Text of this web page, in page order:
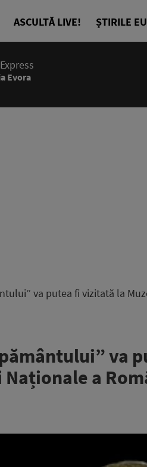
ASCULTĂ LIVE! ȘTIRILE
Evora
va putea fi vizitată la
va
Naționale a